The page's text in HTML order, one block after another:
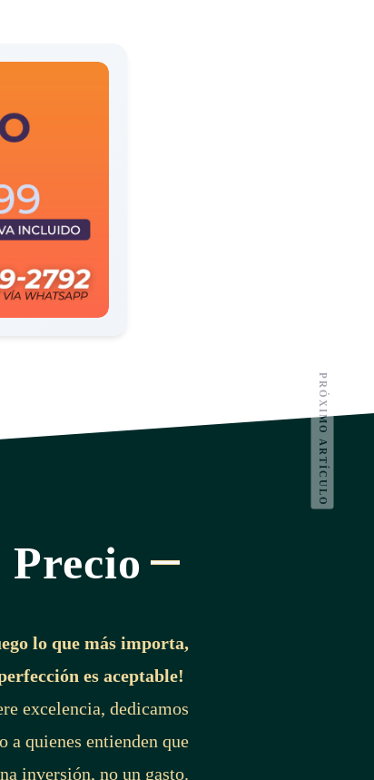
PRÓXIMO ARTÍCULO
lo que más importa,
es aceptable!
excelencia, dedicamos
a quienes entienden que
inversión, no un gasto.